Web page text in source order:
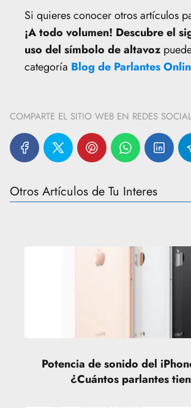
Si quieres conocer otros artículos
¡A todo volumen! Descubre el
uso del símbolo de altavoz
categoría Blog de Parlantes
COMPARTE EL SITIO WEB EN REDES
Otros Artículos de Tu Interes
Potencia de sonido del
¿Cuántos parlantes